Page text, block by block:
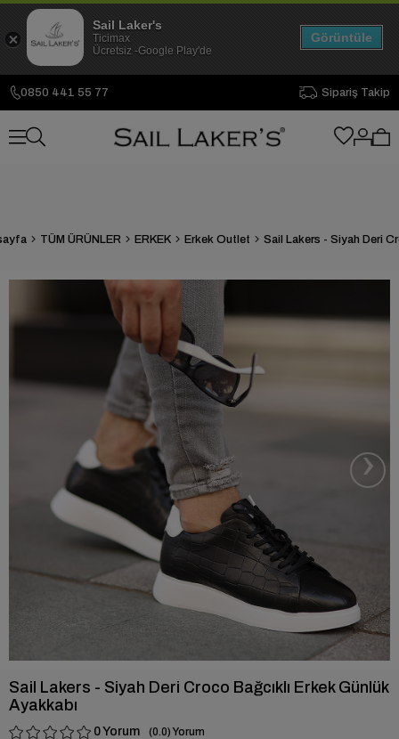
0850 441 55 77 Sipariş Takip
TÜM ÜRÜNLER ERKEK Erkek Outlet
›
Sail Lakers - Siyah Deri Croco Bağcıklı Erkek Günlük
Ayakkabı
0 0.0
Sail Laker's
Ticimax
Ücretsiz -Google Play'de
Görüntüle